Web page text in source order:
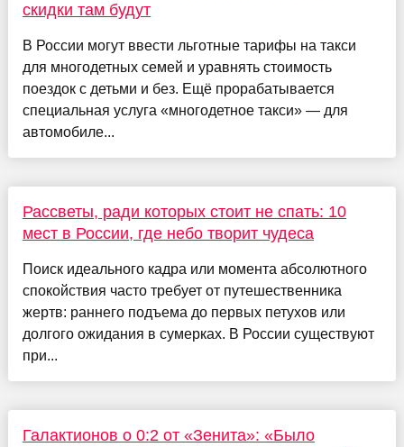
скидки там будут
В России могут ввести льготные тарифы на такси
для многодетных семей и уравнять стоимость
поездок с детьми и без. Ещё прорабатывается
специальная услуга «многодетное такси» — для
автомобиле...
Рассветы, ради которых стоит не спать: 10
мест в России, где небо творит чудеса
Поиск идеального кадра или момента абсолютного
спокойствия часто требует от путешественника
жертв: раннего подъема до первых петухов или
долгого ожидания в сумерках. В России существуют
при...
Галактионов о 0:2 от «Зенита»: «Было